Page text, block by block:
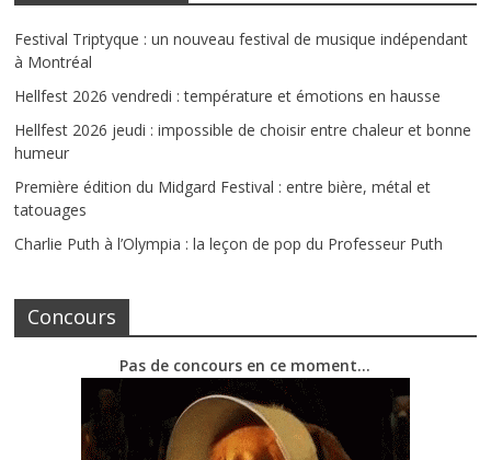
Festival Triptyque : un nouveau festival de musique indépendant
à Montréal
Hellfest 2026 vendredi : température et émotions en hausse
Hellfest 2026 jeudi : impossible de choisir entre chaleur et bonne
humeur
Première édition du Midgard Festival : entre bière, métal et
tatouages
Charlie Puth à l’Olympia : la leçon de pop du Professeur Puth
Concours
Pas de concours en ce moment…